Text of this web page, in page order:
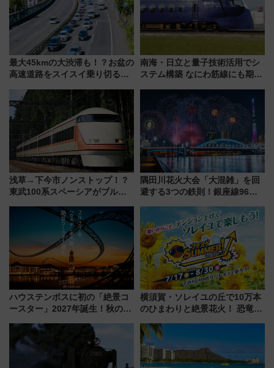
最大45kmの大渋滞も！？お盆の
高速道路をスイスイ乗り切る快
南海・日立と量子技術活用でシ
ステム構築 なにわ筋線にも期待
浅草→下今市ノンストップ！？
東武100系スペーシアがブルー
ー当時の停車駅」を再現 運転
時刻や特急券の買い方を紹介
隅田川花火大会「大混雑」を回
避する3つの鉄則！銀座線96本
ツリー駅の規制まとめ 7/25開催
（2026年）
ハウステンボスに初の「絶景コ
ースター」2027年誕生！秋の
ろも一挙紹介
横須賀・ソレイユの丘で10万本
のひまわりと絶景花火！ 恐竜や
帰りお出かけ最新情報（2026年
7月17日～開催）